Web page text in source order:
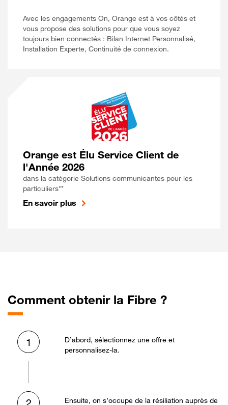
Avec les engagements On, Orange est à vos côtés et
vous propose des solutions pour que vous soyez
toujours bien connectés : Bilan Internet Personnalisé,
Installation Experte, Continuité de connexion.
Orange est Élu Service Client de
l'Année 2026
dans la catégorie Solutions communicantes pour les
particuliers**
En savoir plus
Comment obtenir la Fibre ?
1
D’abord, sélectionnez une offre et
personnalisez-la.
Ensuite, on s’occupe de la résiliation auprès de